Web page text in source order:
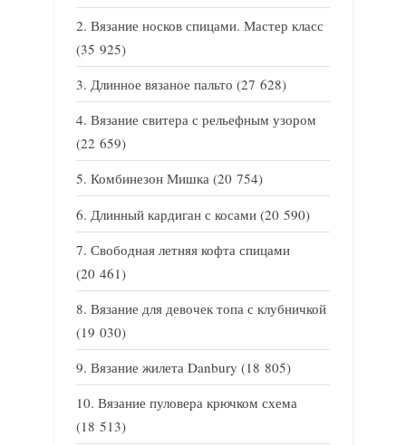
Вязание носков спицами. Мастер класс
(35 925)
Длинное вязаное пальто (27 628)
Вязание свитера с рельефным узором
(22 659)
Комбинезон Мишка (20 754)
Длинный кардиган с косами (20 590)
Свободная летняя кофта спицами
(20 461)
Вязание для девочек топа с клубничкой
(19 030)
Вязание жилета Danbury (18 805)
Вязание пуловера крючком схема
(18 513)